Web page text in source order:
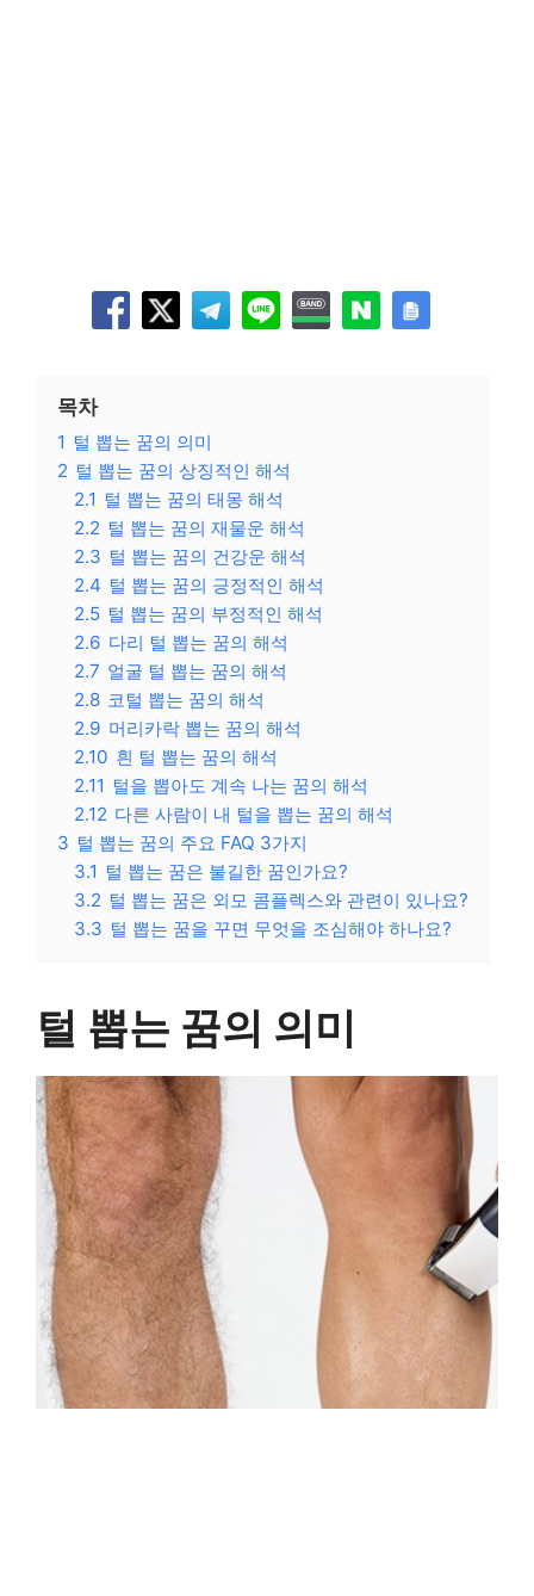
목차
1 털 뽑는 꿈의 의미
2 털 뽑는 꿈의 상징적인 해석
2.1 털 뽑는 꿈의 태몽 해석
2.2 털 뽑는 꿈의 재물운 해석
2.3 털 뽑는 꿈의 건강운 해석
2.4 털 뽑는 꿈의 긍정적인 해석
2.5 털 뽑는 꿈의 부정적인 해석
2.6 다리 털 뽑는 꿈의 해석
2.7 얼굴 털 뽑는 꿈의 해석
2.8 코털 뽑는 꿈의 해석
2.9 머리카락 뽑는 꿈의 해석
2.10 흰 털 뽑는 꿈의 해석
2.11 털을 뽑아도 계속 나는 꿈의 해석
2.12 다른 사람이 내 털을 뽑는 꿈의 해석
3 털 뽑는 꿈의 주요 FAQ 3가지
3.1 털 뽑는 꿈은 불길한 꿈인가요?
3.2 털 뽑는 꿈은 외모 콤플렉스와 관련이 있나요?
3.3 털 뽑는 꿈을 꾸면 무엇을 조심해야 하나요?
털 뽑는 꿈의 의미